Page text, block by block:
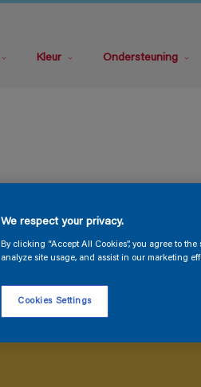
Kleur Ondersteuning
We respect your privacy.
By clicking “Accept All Cookies”, you agree to
analyze site usage, and assist in our marketing
Cookies Settings